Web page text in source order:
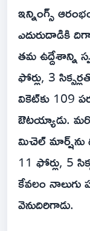
ఇన్నింగ్స్
ఎదురుదాడికి
తమ ఉద్దేశాన్ని
ఫోర్లు, 3
వికెట్‌కు 109
ఔటయ్యాడు.
మిచెల్ మార్ష్‌ను
11 ఫోర్లు, 5
కేవలం
వెనుదిరిగాడు.